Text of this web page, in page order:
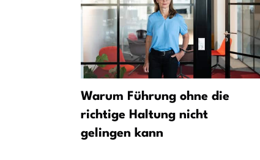
Warum Führung ohne die
richtige Haltung nicht
gelingen kann